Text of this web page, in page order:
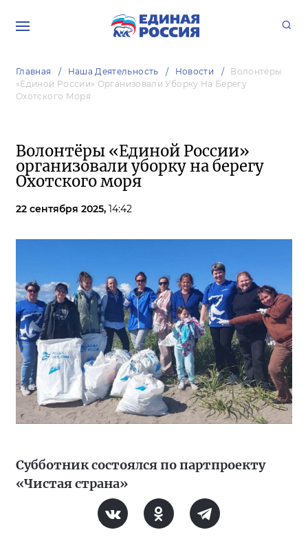
Главная Наша Деятельность Новости
Волонтёры
«Единой России» Организовали Уборку На Берегу
Охотского Моря
Волонтёры «Единой России»
организовали уборку на берегу
Охотского моря
22 сентября 2025, 14:42
Субботник состоялся по партпроекту
«Чистая страна»